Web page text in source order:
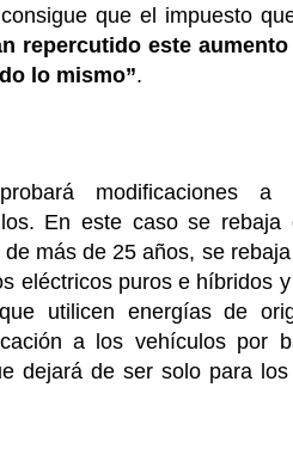
que el impuesto
repercutido este aumento
lo mismo”.
modificaciones a
En este caso se rebaja
más de 25 años, se
eléctricos puros e híbridos
utilicen energías de
a los vehículos por
dejará de ser solo para